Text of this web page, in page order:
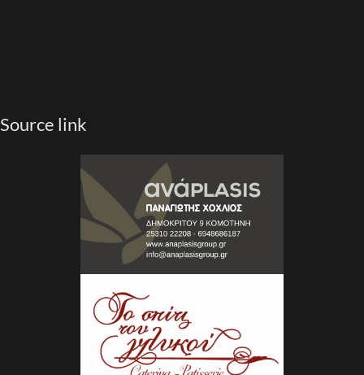
Source link